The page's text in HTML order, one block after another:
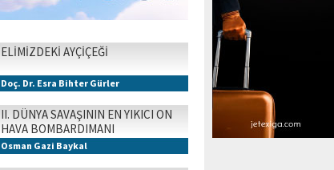
ELİMİZDEKİ AYÇİÇEĞİ
Doç. Dr. Esra Bihter Gürler
II. DÜNYA SAVAŞININ EN YIKICI ON
HAVA BOMBARDIMANI
Osman Gazi Baykal